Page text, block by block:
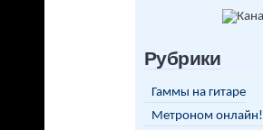
Рубрики
Гаммы на гитаре
Метроном онлайн!